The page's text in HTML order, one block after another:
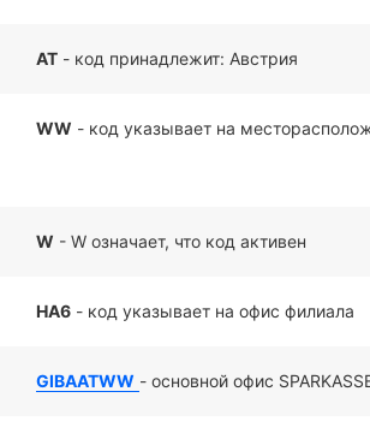
AT - код принадлежит: Австрия
WW - код указывает на
W - W означает, что код активен
HA6 - код указывает на офис филиала
GIBAATWW - основной офис